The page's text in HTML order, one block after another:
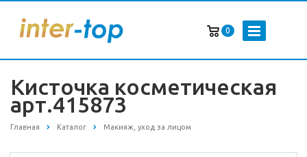
0
Кисточка косметическая
арт.415873
Главная Каталог Макияж, уход за лицом